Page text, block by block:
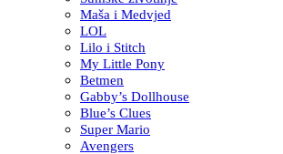
Maša i Medvjed
LOL
Lilo i Stitch
My Little Pony
Betmen
Gabby’s Dollhouse
Blue’s Clues
Super Mario
Avengers